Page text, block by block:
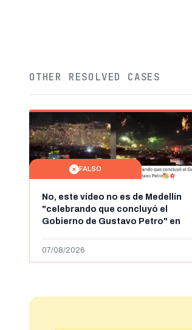
OTHER RESOLVED CASES
FALSO
No, este vídeo no es de Medellín
"celebrando que concluyó el
Gobierno de Gustavo Petro" en
de 2024
07/08/2026